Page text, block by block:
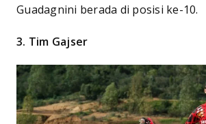
Guadagnini berada di posisi ke-10.
3. Tim Gajser